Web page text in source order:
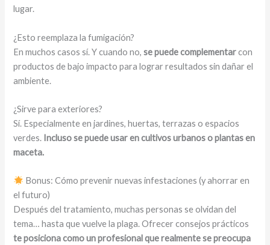
lugar.
¿Esto reemplaza la fumigación?
En muchos casos sí. Y cuando no,se puede complementarcon
productos de bajo impacto para lograr resultados sin dañar el
ambiente.
¿Sirve para exteriores?
Sí. Especialmente en jardines, huertas, terrazas o espacios
verdes. Incluso se puede usar en cultivos urbanos o plantas en
maceta.
Bonus: Cómo prevenir nuevas infestaciones (y ahorrar en
el futuro)
Después del tratamiento, muchas personas se olvidan del
tema… hasta que vuelve la plaga. Ofrecer consejos prácticos
te posiciona como un profesional que realmente se preocupa